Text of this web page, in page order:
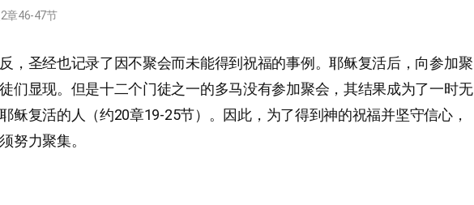
章46-47节
，圣经也记录了因不聚会而未能得到祝福的事例。耶稣复活后，向参加聚
们显现。但是十二个门徒之一的多马没有参加聚会，其结果成为了一时无
稣复活的人（约20章19-25节）。因此，为了得到神的祝福并坚守信心，
努力聚集。